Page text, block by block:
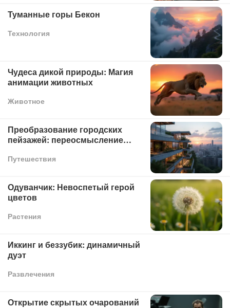
Туманные горы Бекон
Технология
Чудеса дикой природы: Магия
анимации животных
Животное
Преобразование городских
пейзажей: переосмысление
Путешествия
Одуванчик: Невоспетый герой
цветов
Растения
Иккинг и беззубик: динамичный
дуэт
Развлечения
Открытие скрытых очарований